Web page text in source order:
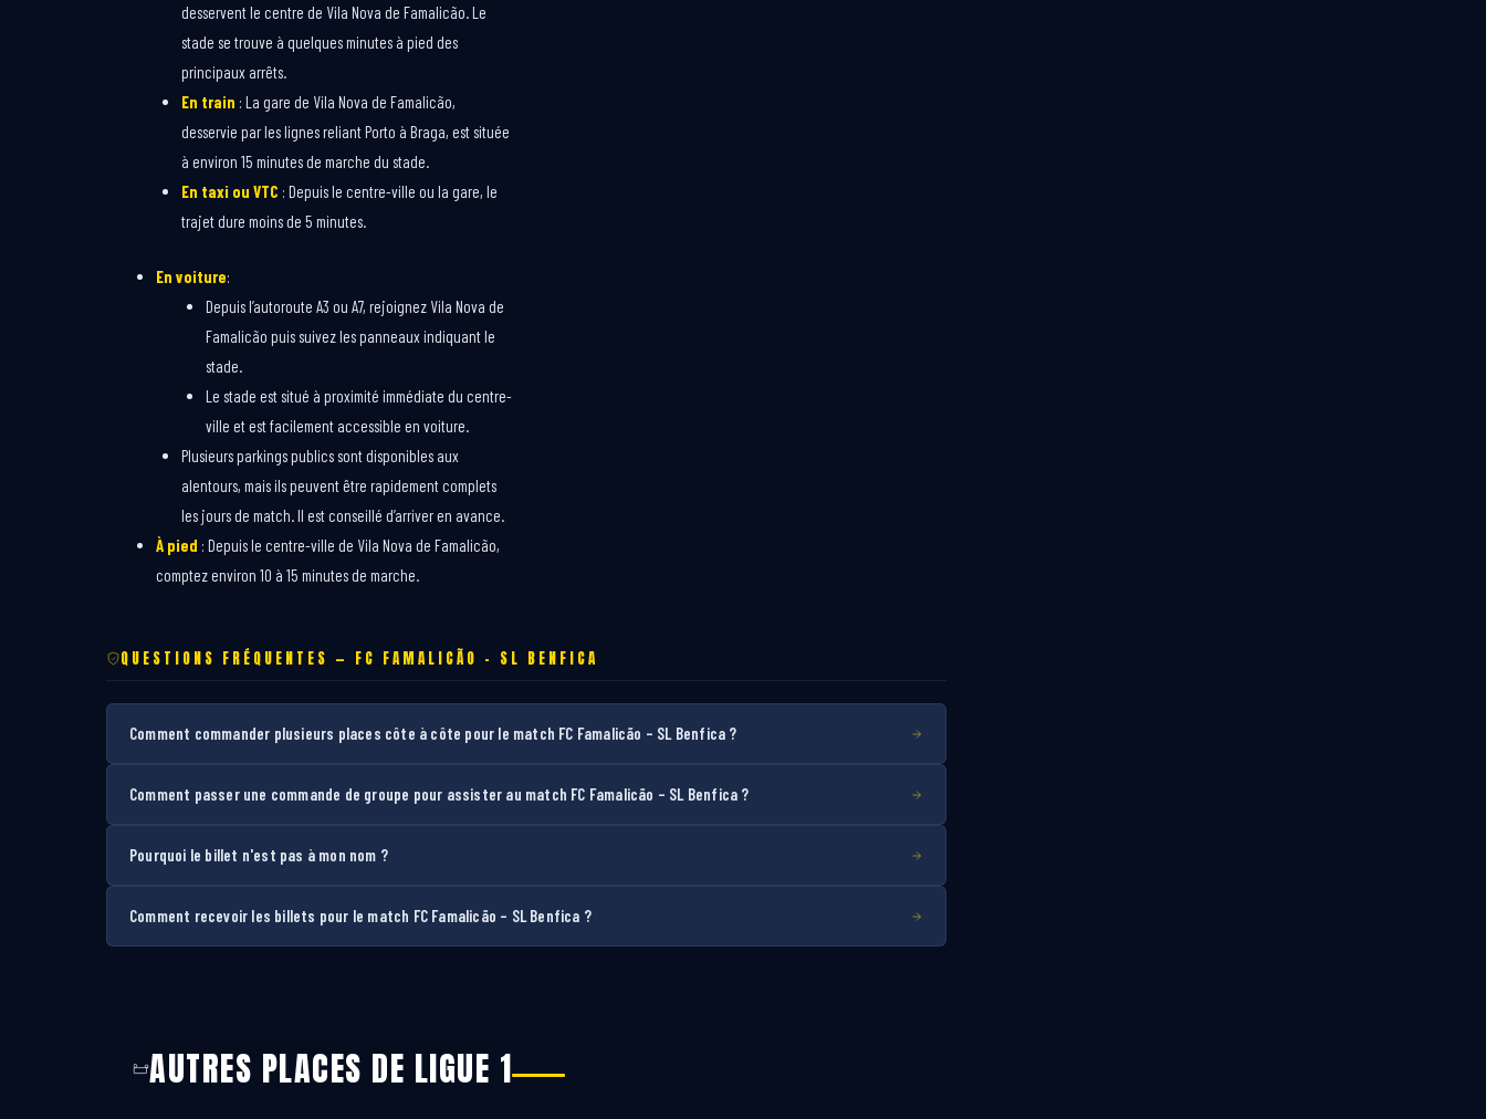
desservent le centre de Vila Nova de Famalicão. Le
stade se trouve à quelques minutes à pied des
principaux arrêts.
En train : La gare de Vila Nova de Famalicão,
desservie par les lignes reliant Porto à Braga, est située
à environ 15 minutes de marche du stade.
En taxi ou VTC : Depuis le centre-ville ou la gare, le
trajet dure moins de 5 minutes.
En voiture:
Depuis l’autoroute A3 ou A7, rejoignez Vila Nova de
Famalicão puis suivez les panneaux indiquant le
stade.
Le stade est situé à proximité immédiate du centre-
ville et est facilement accessible en voiture.
Plusieurs parkings publics sont disponibles aux
alentours, mais ils peuvent être rapidement complets
les jours de match. Il est conseillé d’arriver en avance.
À pied : Depuis le centre-ville de Vila Nova de Famalicão,
comptez environ 10 à 15 minutes de marche.
QUESTIONS FRÉQUENTES — FC FAMALICÃO – SL BENFICA
Comment commander plusieurs places côte à côte pour le match FC Famalicão – SL Benfica ?
Comment passer une commande de groupe pour assister au match FC Famalicão – SL Benfica ?
Pourquoi le billet n'est pas à mon nom ?
Comment recevoir les billets pour le match FC Famalicão – SL Benfica ?
AUTRES PLACES DE LIGUE 1